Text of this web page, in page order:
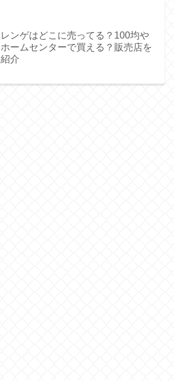
レンゲはどこに売ってる？100均や
ホームセンターで買える？販売店を
紹介